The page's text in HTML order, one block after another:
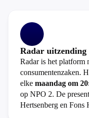
Radar uitzending
Radar is het platform
consumentenzaken.
elke maandag om
op NPO 2. De
Hertsenberg en Fons